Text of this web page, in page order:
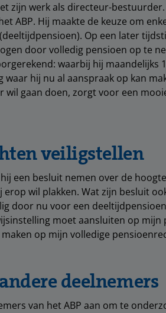
zijn werk als directeur-
ABP. Hij maakte de keuze om
Op een later
door volledig pensioen op te
waarbij hij maandelijks
hij nu al aanspraak op kan
gaan doen, zorgt voor een
veiligstellen
een besluit nemen over de
wil plakken. Wat zijn besluit
door nu voor een
moet aansluiten op mijn
op mijn volledige
deelnemers
van het ABP aan om te